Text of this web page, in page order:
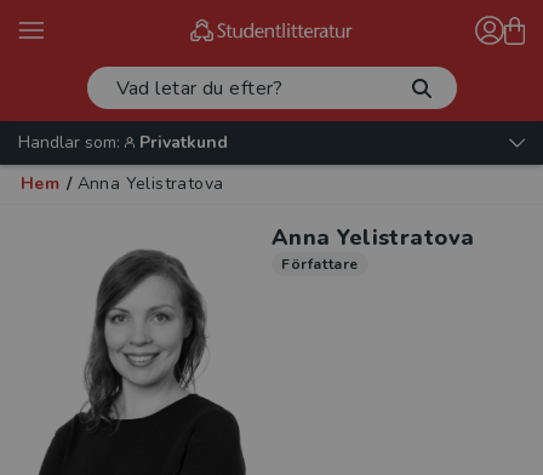
Handlar som:
Privatkund
Hem / Anna Yelistratova
Anna Yelistratova
Författare